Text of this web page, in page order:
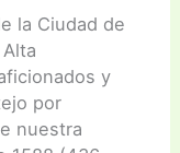
la Ciudad de
y
por
nuestra